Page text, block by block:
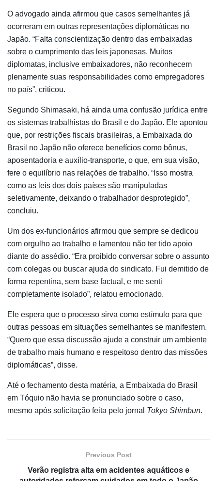
O advogado ainda afirmou que casos semelhantes já
ocorreram em outras representações diplomáticas no
Japão. “Falta conscientização dentro das embaixadas
sobre o cumprimento das leis japonesas. Muitos
diplomatas, inclusive embaixadores, não reconhecem
plenamente suas responsabilidades como empregadores
no país”, criticou.
Segundo Shimasaki, há ainda uma confusão jurídica entre
os sistemas trabalhistas do Brasil e do Japão. Ele apontou
que, por restrições fiscais brasileiras, a Embaixada do
Brasil no Japão não oferece benefícios como bônus,
aposentadoria e auxílio-transporte, o que, em sua visão,
fere o equilíbrio nas relações de trabalho. “Isso mostra
como as leis dos dois países são manipuladas
seletivamente, deixando o trabalhador desprotegido”,
concluiu.
Um dos ex-funcionários afirmou que sempre se dedicou
com orgulho ao trabalho e lamentou não ter tido apoio
diante do assédio. “Era proibido conversar sobre o assunto
com colegas ou buscar ajuda do sindicato. Fui demitido de
forma repentina, sem base factual, e me senti
completamente isolado”, relatou emocionado.
Ele espera que o processo sirva como estímulo para que
outras pessoas em situações semelhantes se manifestem.
“Quero que essa discussão ajude a construir um ambiente
de trabalho mais humano e respeitoso dentro das missões
diplomáticas”, disse.
Até o fechamento desta matéria, a Embaixada do Brasil
em Tóquio não havia se pronunciado sobre o caso,
mesmo após solicitação feita pelo jornal Tokyo Shimbun.
Previous Post
Verão registra alta em acidentes aquáticos e